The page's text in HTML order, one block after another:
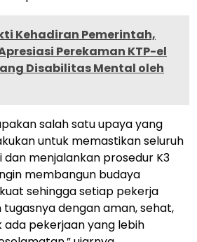
Kehadiran Pemerintah,
Perekaman KTP-el
Disabilitas Mental oleh
salah satu upaya yang
untuk memastikan seluruh
menjalankan prosedur K3
membangun budaya
sehingga setiap pekerja
dengan aman, sehat,
ada pekerjaan yang lebih